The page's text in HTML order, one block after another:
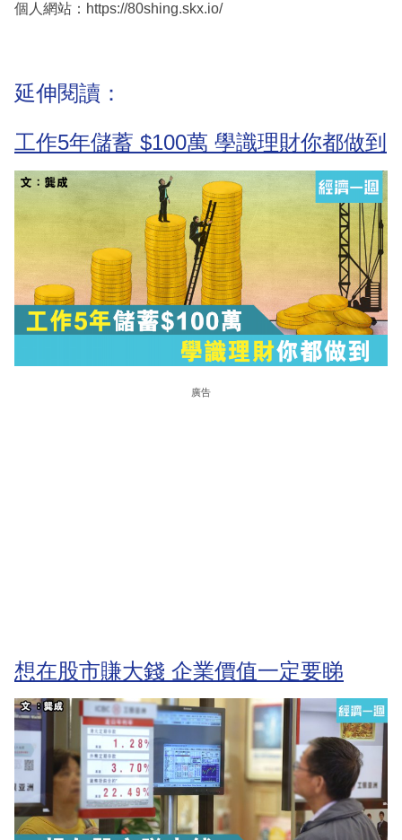
個人網站：https://80shing.skx.io/
延伸閱讀：
工作5年儲蓄 $100萬 學識理財你都做到
廣告
想在股市賺大錢 企業價值一定要睇